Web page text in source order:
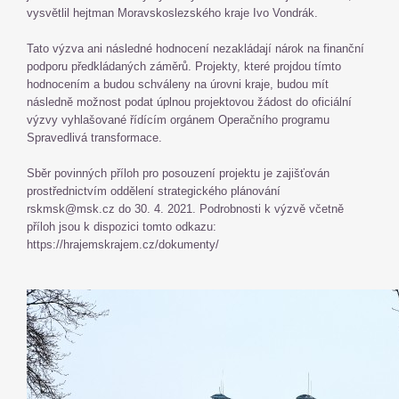
vysvětlil hejtman Moravskoslezského kraje Ivo Vondrák.
Tato výzva ani následné hodnocení nezakládají nárok na finanční
podporu předkládaných záměrů. Projekty, které projdou tímto
hodnocením a budou schváleny na úrovni kraje, budou mít
následně možnost podat úplnou projektovou žádost do oficiální
výzvy vyhlašované řídícím orgánem Operačního programu
Spravedlivá transformace.
Sběr povinných příloh pro posouzení projektu je zajišťován
prostřednictvím oddělení strategického plánování
rskmsk@msk.cz do 30. 4. 2021. Podrobnosti k výzvě včetně
příloh jsou k dispozici tomto odkazu:
https://hrajemskrajem.cz/dokumenty/